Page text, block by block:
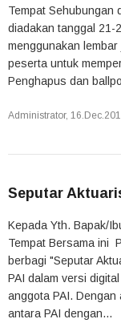
Tempat Sehubungan
diadakan tanggal 21-
menggunakan
peserta untuk
Penghapus dan
Administrator,
Seputar
Kepada Yth. Bapak/
Tempat Bersama ini
berbagi "Seputar
PAI dalam versi
anggota PAI.
antara PAI dengan...